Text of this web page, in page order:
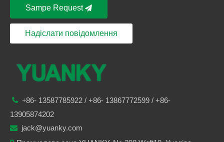
Sampe Request
Надіслати повідомлення
 +86- 13587785922 / +86- 13867772599 / +86-
13905874202
 jack@yuanky.com